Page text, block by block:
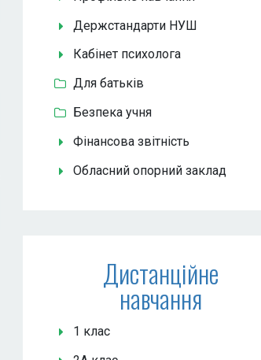
Держстандарти НУШ
Кабінет психолога
Для батьків
Безпека учня
Фінансова звітність
Обласний опорний заклад
Дистанційне
навчання
1 клас